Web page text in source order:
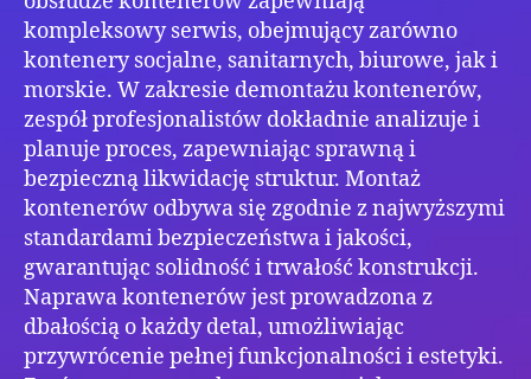
kompleksowy serwis, obejmujący zarówno
kontenery socjalne, sanitarnych, biurowe, jak i
morskie. W zakresie demontażu kontenerów,
zespół profesjonalistów dokładnie analizuje i
planuje proces, zapewniając sprawną i
bezpieczną likwidację struktur. Montaż
kontenerów odbywa się zgodnie z najwyższymi
standardami bezpieczeństwa i jakości,
gwarantując solidność i trwałość konstrukcji.
Naprawa kontenerów jest prowadzona z
dbałością o każdy detal, umożliwiając
przywrócenie pełnej funkcjonalności i estetyki.